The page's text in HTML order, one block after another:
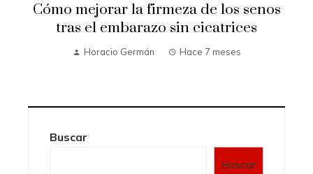
Cómo mejorar la firmeza de los senos
tras el embarazo sin cicatrices
Horacio Germán Hace 7 meses
Buscar
Buscar